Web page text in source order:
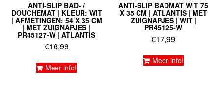
ANTI-SLIP BAD- /
DOUCHEMAT | KLEUR: WIT
| AFMETINGEN: 54 X 35 CM
| MET ZUIGNAPJES |
PR45127-W | ATLANTIS
€16,99
Meer info!
ANTI-SLIP BADMAT WIT 75
X 35 CM | ATLANTIS | MET
ZUIGNAPJES | WIT |
PR45125-W
€17,99
Meer info!